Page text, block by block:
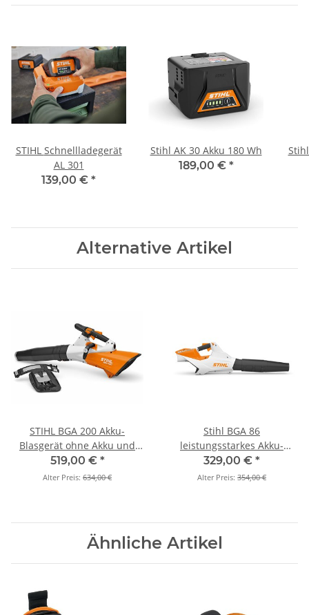
STIHL Schnellladegerät
AL 301
139,00 € *
Stihl AK 30 Akku 180 Wh
189,00 € *
Alternative Artikel
STIHL BGA 200 Akku-
Blasgerät ohne Akku und
Ladegerät
519,00 € *
Alter Preis: 634,00 €
Stihl BGA 86
leistungsstarkes Akku-
Blasgerät (Grundgerät)
329,00 € *
Alter Preis: 354,00 €
Ähnliche Artikel